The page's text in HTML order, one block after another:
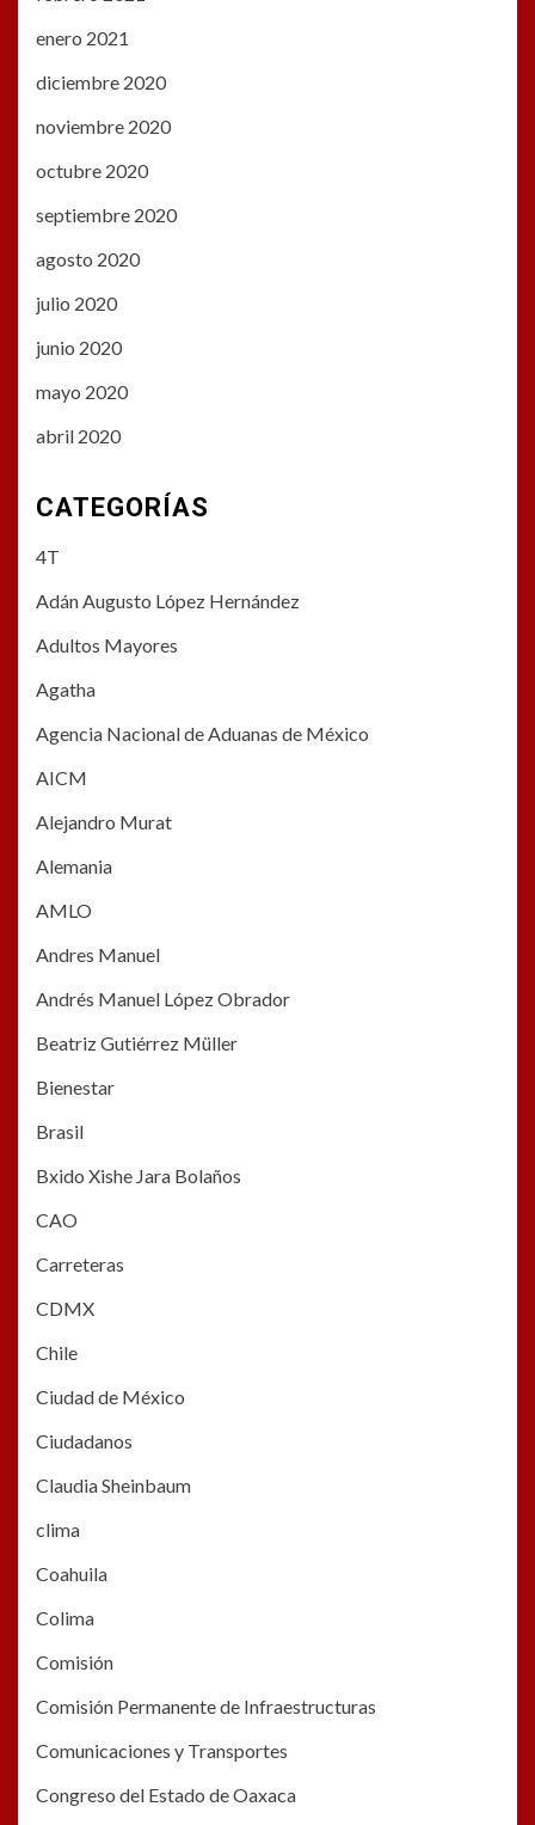
enero 2021
diciembre 2020
noviembre 2020
octubre 2020
septiembre 2020
agosto 2020
julio 2020
junio 2020
mayo 2020
abril 2020
CATEGORÍAS
4T
Adán Augusto López Hernández
Adultos Mayores
Agatha
Agencia Nacional de Aduanas de México
AICM
Alejandro Murat
Alemania
AMLO
Andres Manuel
Andrés Manuel López Obrador
Beatriz Gutiérrez Müller
Bienestar
Brasil
Bxido Xishe Jara Bolaños
CAO
Carreteras
CDMX
Chile
Ciudad de México
Ciudadanos
Claudia Sheinbaum
clima
Coahuila
Colima
Comisión
Comisión Permanente de Infraestructuras
Comunicaciones y Transportes
Congreso del Estado de Oaxaca